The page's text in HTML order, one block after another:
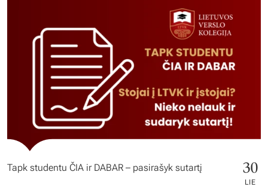
Tapk studentu ČIA ir DABAR – pasirašyk sutartį 30
LIE